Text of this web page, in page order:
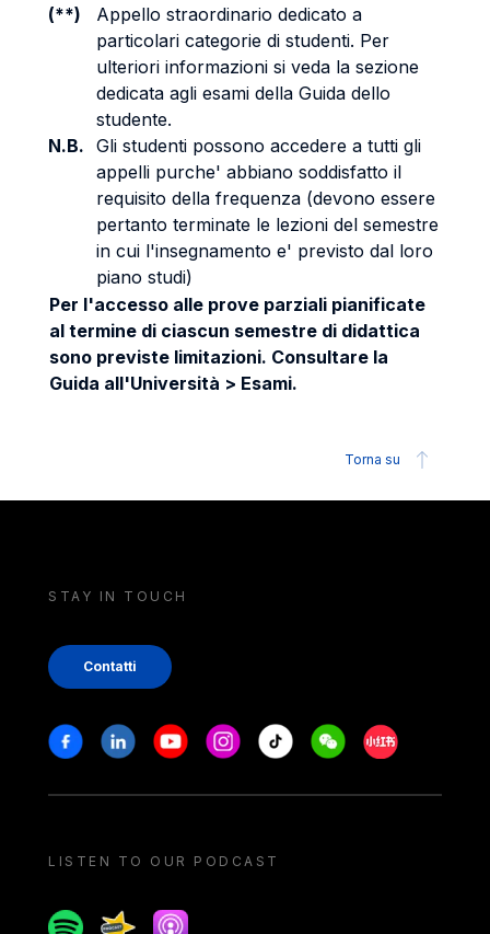
(**)
Appello straordinario dedicato a
particolari categorie di studenti. Per
ulteriori informazioni si veda la sezione
dedicata agli esami della Guida dello
studente.
N.B. Gli studenti possono accedere a tutti gli
appelli purche' abbiano soddisfatto il
requisito della frequenza (devono essere
pertanto terminate le lezioni del semestre
in cui l'insegnamento e' previsto dal loro
piano studi)
Per l'accesso alle prove parziali pianificate
al termine di ciascun semestre di didattica
sono previste limitazioni. Consultare la
Guida all'Università > Esami.
Torna su
STAY IN TOUCH
Contatti
Stay in touch
FacebookLinkedinYoutubeInstagram
Tiktok WeechatXiaohongshu/
LISTEN TO OUR PODCAST
SpotifySpreakerApple podcast